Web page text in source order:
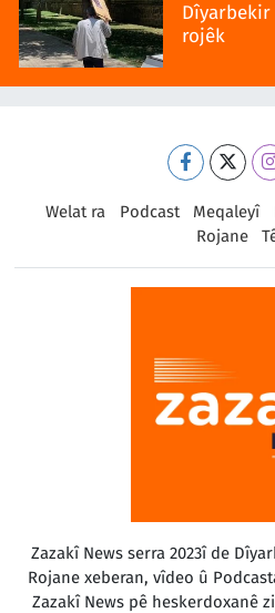
Dîyarbekir
rojêk
Welat ra Podcast Meqaleyî
Rojane
Zazakî News serra 2023î de
Rojane xeberan, vîdeo û
Zazakî News pê heskerdoxanê